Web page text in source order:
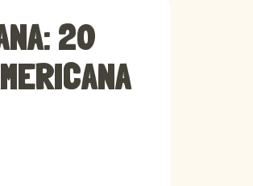
20